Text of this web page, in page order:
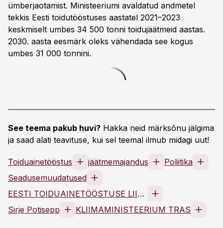
ümberjaotamist. Ministeeriumi avaldatud andmetel
tekkis Eesti toidutööstuses aastatel 2021–2023
keskmiselt umbes 34 500 tonni toidujäätmeid aastas.
2030. aasta eesmärk oleks vähendada see kogus
umbes 31 000 tonnini.
See teema pakub huvi? Hakka neid märksõnu jälgima
ja saad alati teavituse, kui sel teemal ilmub midagi uut!
Toiduainetööstus jäätmemajandus
Poliitika
Seadusemuudatused
EESTI TOIDUAINETÖÖSTUSE LIIT MTÜ
Sirje Potisepp
KLIIMAMINISTEERIUM TRAS